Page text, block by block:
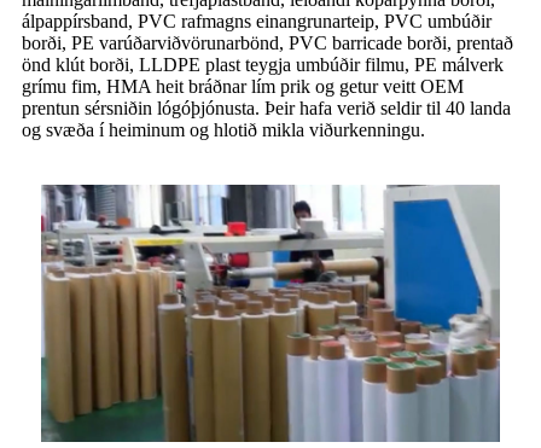
álpappírsband, PVC rafmagns einangrunarteip, PVC umbúðir
borði, PE varúðarviðvörunarbönd, PVC barricade borði, prentað
önd klút borði, LLDPE plast teygja umbúðir filmu, PE málverk
grímu fim, HMA heit bráðnar lím prik og getur veitt OEM
prentun sérsniðin lógóþjónusta. Þeir hafa verið seldir til 40 landa
og svæða í heiminum og hlotið mikla viðurkenningu.